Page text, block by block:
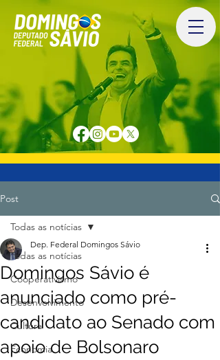
Post
Todas as notícias
Cooperativismo
Desenvolvimento
Cultura
Economia
Todas as notícias
Domingos Sávio é
anunciado como pré-
candidato ao Senado com
apoio de Bolsonaro
Dep. Federal Domingos Sávio